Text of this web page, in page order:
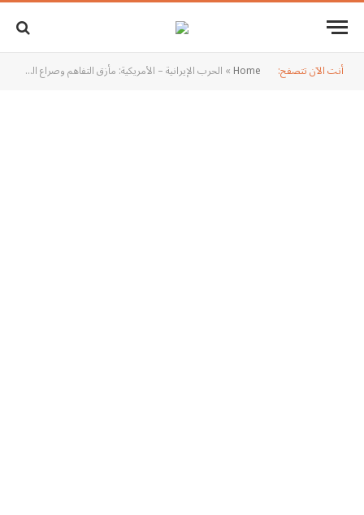
أنت الآن تتصفح: Home
» الحرب الإيرانية – الأمريكية: مأزق التفاهم وصراع السرديات